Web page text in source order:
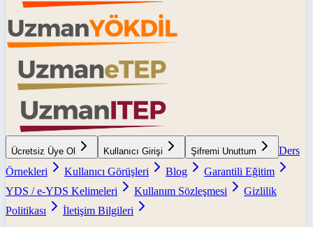
Ücretsiz Üye Ol Kullanıcı Girişi Şifremi Unuttum
Ders
Örnekleri
Kullanıcı Görüşleri Blog
Garantili Eğitim
YDS / e-YDS Kelimeleri
Kullanım Sözleşmesi
Gizlilik
Politikası
İletişim Bilgileri